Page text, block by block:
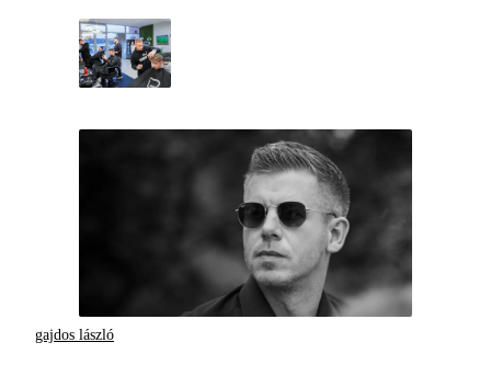
gajdos lászló